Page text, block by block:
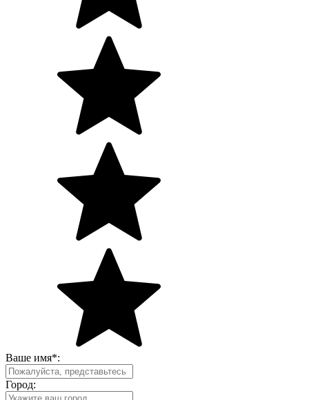
Ваше имя*:
Город: